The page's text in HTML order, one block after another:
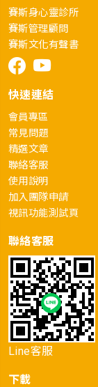
賽斯身心靈診所
賽斯管理顧問
賽斯文化有聲書
快速連結
會員專區
常見問題
精選文章
聯絡客服
使用說明
加入團隊申請
視訊功能測試頁
聯絡客服
Line客服
下載